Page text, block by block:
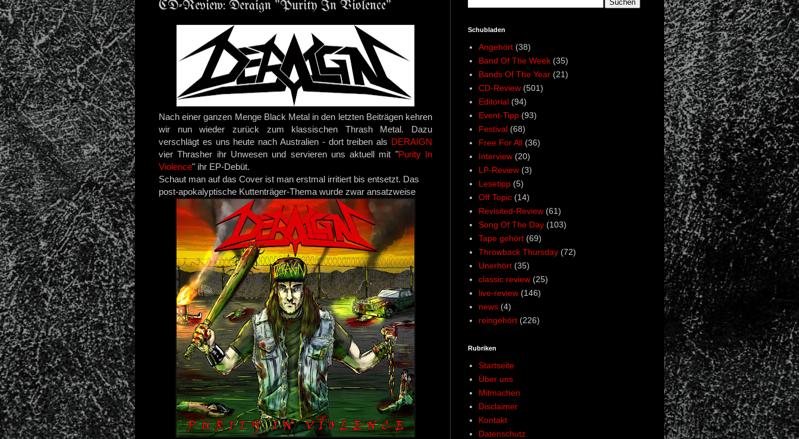
CD-Review: Deraign "Purity In Violence"
Nach einer ganzen Menge Black Metal in den letzten Beiträgen kehren
wir nun wieder zurück zum klassischen Thrash Metal. Dazu
verschlägt es uns heute nach Australien - dort treiben als DERAIGN
vier Thrasher ihr Unwesen und servieren uns aktuell mit "Purity In
Violence" ihr EP-Debüt.
Schaut man auf das Cover ist man erstmal irritiert bis entsetzt. Das
post-apokalyptische Kuttenträger-Thema wurde zwar ansatzweise
Schubladen
Angehört (38)
Band Of The Week (35)
Bands Of The Year (21)
CD-Review (501)
Editorial (94)
Event-Tipp (93)
Festival (68)
Free For All (36)
Interview (20)
LP-Review (3)
Lesetipp (5)
Off Topic (14)
Revisited-Review (61)
Song Of The Day (103)
Tape gehört (69)
Throwback Thursday (72)
Unerhört (35)
classic review (25)
live-review (146)
news (4)
reingehört (226)
Rubriken
Startseite
Über uns
Mitmachen
Disclaimer
Kontakt
Datenschutz